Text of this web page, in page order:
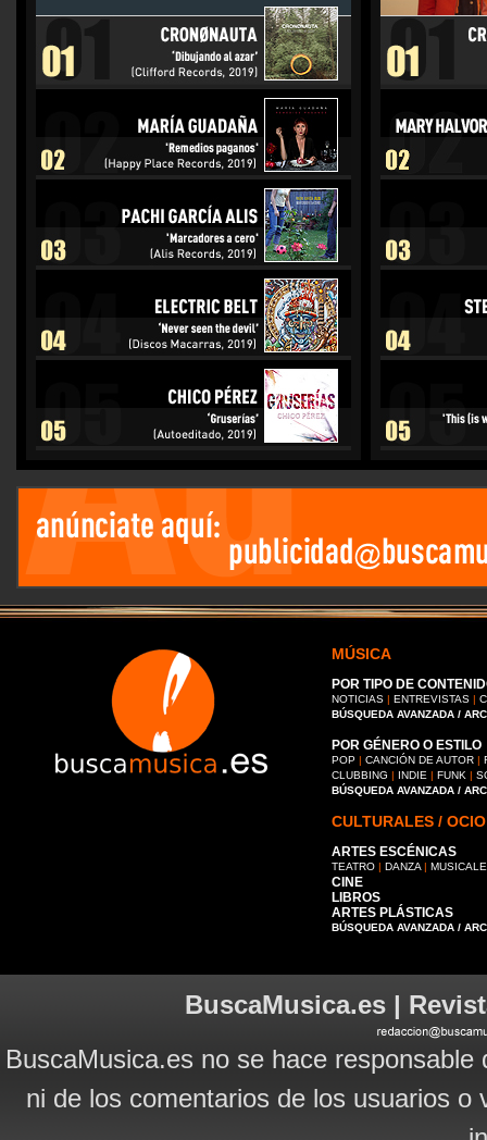
MÚSICA
POR TIPO DE
NOTICIAS | ENTREVISTAS |
BÚSQUEDA AVANZADA /
POR GÉNERO O ESTILO
POP | CANCIÓN DE AUTOR |
CLUBBING | INDIE | FUNK |
BÚSQUEDA AVANZADA /
CULTURALES / OCIO
ARTES ESCÉNICAS
TEATRO | DANZA |
CINE
LIBROS
ARTES PLÁSTICAS
BÚSQUEDA AVANZADA /
BuscaMusica.es |
BuscaMusica.es no se hace
ni de los comentarios de los usuarios